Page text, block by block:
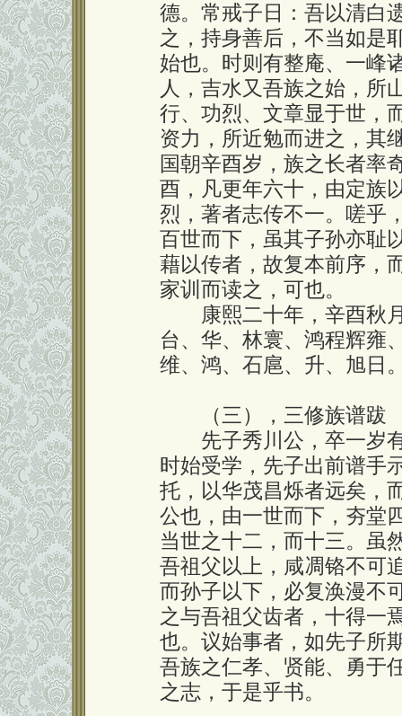
德。常戒子日：吾以清白
之，持身善后，不当如是
始也。时则有整庵、一峰
人，吉水又吾族之始，所
行、功烈、文章显于世，
资力，所近勉而进之，其
国朝辛酉岁，族之长者率
酉，凡更年六十，由定族
烈，著者志传不一。嗟乎
百世而下，虽其子孙亦耻
藉以传者，故复本前序，
家训而读之，可也。
康熙二十年，辛酉秋月
台、华、林寰、鸿程辉雍
维、鸿、石扈、升、旭日
（三），三修族谱跋
先子秀川公，卒一岁有
时始受学，先子出前谱手
托，以华茂昌烁者远矣，
公也，由一世而下，夯堂
当世之十二，而十三。虽
吾祖父以上，咸凋铬不可
而孙子以下，必复涣漫不
之与吾祖父齿者，十得一
也。议始事者，如先子所
吾族之仁孝、贤能、勇于
之志，于是乎书。